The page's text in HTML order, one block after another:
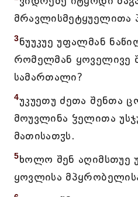
მრავლისმეტყუელითა
3ნუუკუე უფალმან
რომელმან ყოველივე
სამართალი?
4უკუეთუ ძეთა შენთა
მოუვლინა ჴელითა
მათისათჳს.
5ხოლო შენ აღიმსთუე
ყოვლისა